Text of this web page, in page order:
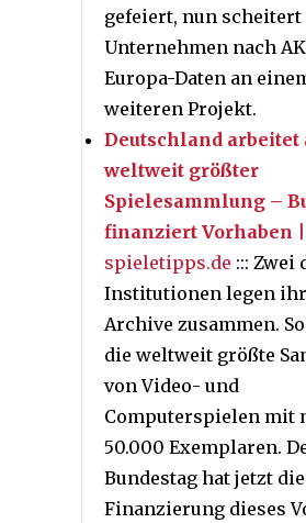
gefeiert, nun scheitert
Unternehmen nach
Europa-Daten an
weiteren Projekt.
Deutschland arbeitet
weltweit größter
Spielesammlung –
finanziert Vorhaben
spieletipps.de ::: Zwei
Institutionen legen
Archive zusammen.
die weltweit größte
von Video- und
Computerspielen mit
50.000 Exemplaren.
Bundestag hat jetzt die
Finanzierung dieses